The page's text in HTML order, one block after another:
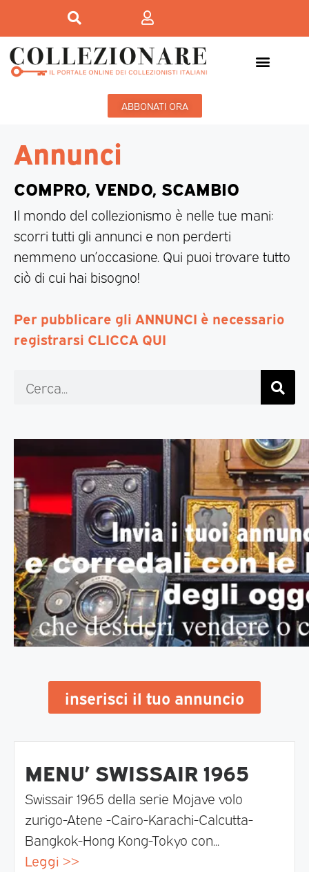
ABBONATI ORA
Annunci
COMPRO, VENDO, SCAMBIO
Il mondo del collezionismo è nelle tue mani:
scorri tutti gli annunci e non perderti
nemmeno un’occasione. Qui puoi trovare tutto
ciò di cui hai bisogno!
Per pubblicare gli ANNUNCI è necessario
registrarsi CLICCA QUI
inserisci il tuo annuncio
MENU’ SWISSAIR 1965
Swissair 1965 della serie Mojave volo
zurigo-Atene -Cairo-Karachi-Calcutta-
Bangkok-Hong Kong-Tokyo con...
Leggi >>